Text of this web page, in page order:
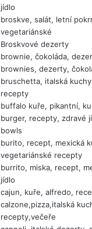
jídlo
broskve, salát, letní
vegetariánské
Broskvové dezerty
brownie, čokoláda,
brownies, dezerty,
bruschetta, italská
recepty
buffalo kuře, pikantní,
burger, recepty, zdravé
bowls
burito, recept, mexická
vegetariánské recepty
burrito, miska, recept,
jídlo
cajun, kuře, alfredo,
calzone,pizza,italská
recepty,večeře